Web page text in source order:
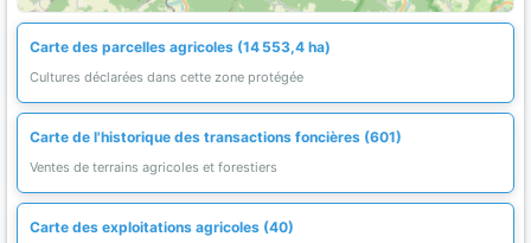
Carte des parcelles agricoles (14 553,4 ha)
Cultures déclarées dans cette zone protégée
Carte de l'historique des transactions foncières (601)
Ventes de terrains agricoles et forestiers
Carte des exploitations agricoles (40)